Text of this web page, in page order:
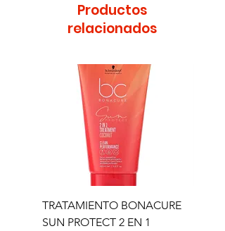
Productos
relacionados
TRATAMIENTO BONACURE
SUN PROTECT 2 EN 1